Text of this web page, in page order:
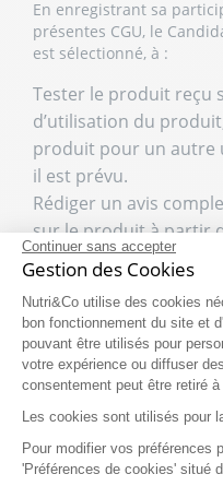
Continuer sans accepter
Gestion des Cookies
Nutri&Co utilise des cookies
bon fonctionnement du site et
pouvant être utilisés pour
votre expérience ou diffuser
consentement peut être retiré à
Les cookies sont utilisés pour
Pour modifier vos préférences
'Préférences de cookies' situé
En enregistrant sa
présentes CGU, le
est sélectionné, à :
Tester le produit reçu
d’utilisation du
produit pour un autre
il est prévu.
Rédiger un avis
sur le produit à partir
condition sine qua
Candidat
et acceptant de se
remboursement à ses
du Produit ainsi que
Marque organisatrice
conforme pas à cet
Ne pas utiliser de
cadre de la rédaction